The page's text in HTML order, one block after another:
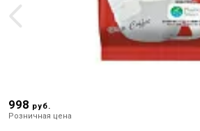
998 руб.
Розничная цена